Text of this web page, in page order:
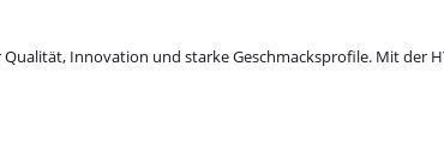
Innovation und starke Geschmacksprofile. Mit der